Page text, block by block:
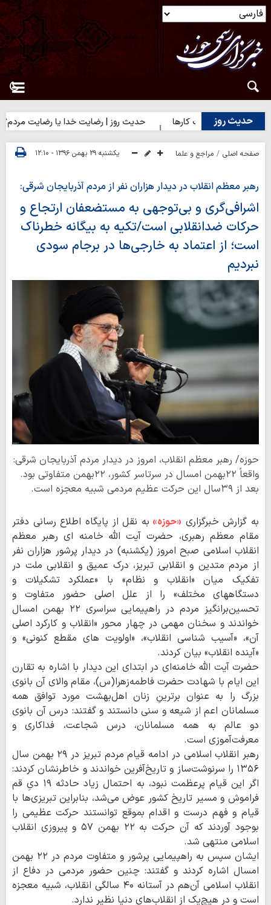
حدیث روز
درست کارها حدیث روز | رضایت خدا یا رضایت مردم؟
صفحه اصلی مراجع و علما یکشنبه ۲۹ بهمن ۱۳۹۶ - ۱۲:۱۰
رهبر معظم انقلاب در دیدار هزاران نفر از مردم آذربایجان شرقی:
اشرافی‌گری و بی‌توجهی به مستضعفان ارتجاع و
حرکات ضدانقلابی است/تکیه به بیگانه خطرناک
است؛ از اعتماد به خارجی‌ها در برجام سودی
نبردیم
حوزه/ رهبر معظم انقلاب، امروز در دیدار مردم آذربایجان شرقی:
واقعاً ۲۲بهمن امسال در سرتاسر کشور، ۲۲بهمن متفاوتی بود.
بعد از ۳۹سال این حرکت عظیم مردمی شبیه معجزه است.
به گزارش خبرگزاری «حوزه» به نقل از پایگاه اطلاع رسانی دفتر
مقام معظم رهبری، حضرت آیت الله خامنه ای رهبر معظم
انقلاب اسلامی صبح امروز (یکشنبه) در دیدار پرشور هزاران نفر
از مردم متدین و انقلابی تبریز، درک عمیق و انقلابی ملت در
تفکیک میان «انقلاب و نظام» با «عملکرد تشکیلات و
دستگاههای مختلف» را از علل اصلی حضور متفاوت و
تحسین‌برانگیز مردم در راهپیمایی سراسری ۲۲ بهمن امسال
خواندند و سخنان مهمی در چهار محور «انقلاب و کارکرد اصلی
آن»، «آسیب شناسی انقلاب»، «اولویت های مقطع کنونی» و
«آینده انقلاب» بیان کردند.
حضرت آیت الله خامنه‌ای در ابتدای این دیدار با اشاره به تقارن
این ایام با شهادت حضرت فاطمه‌زهرا(س)، مقام والای آن بانوی
بزرگ را به عنوان برترینِ زنان اهل‌بهشت مورد توافق همه
مسلمانان اعم از شیعه و سنی دانستند و گفتند: درس آن بانوی
دو عالم به همه مسلمانان، درس شجاعت، فداکاری و
معرفت‌آموزی است.
رهبر انقلاب اسلامی در ادامه قیام مردم تبریز در ۲۹ بهمن سال
۱۳۵۶ را سرنوشت‌ساز و تاریخ‌آفرین خواندند و خاطرنشان کردند:
اگر این قیام پرعظمت نبود، به احتمال زیاد حادثه ۱۹ دیِ قم
فراموش و مسیر تاریخ کشور عوض می‌شد، بنابراین تبریزی‌ها با
قیام و فهم درست و اقدام بموقع توانستند حرکت عظیمی را
بوجود آوردند که آن حرکت به ۲۲ بهمن ۵۷ و پیروزی انقلاب
اسلامی منتهی شد.
ایشان سپس به راهپیمایی پرشور و متفاوت مردم در ۲۲ بهمن
امسال اشاره کردند و گفتند: چنین حضور مردمی در دفاع از
انقلاب اسلامی آن‌هم در آستانه ۴۰ سالگی انقلاب، شبیه معجزه
است و در هیچ‌یک از انقلاب‌های دنیا نظیر ندارد.